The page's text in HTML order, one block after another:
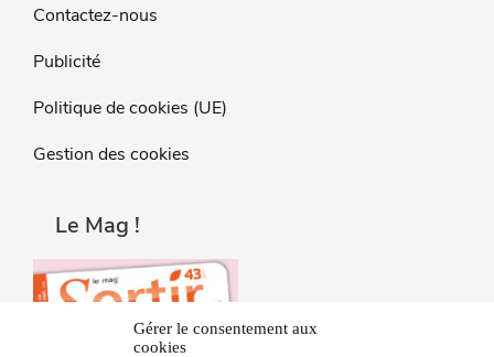
Gérer le consentement aux
cookies
Contactez-nous
Publicité
Politique de cookies (UE)
Gestion des cookies
Le Mag !